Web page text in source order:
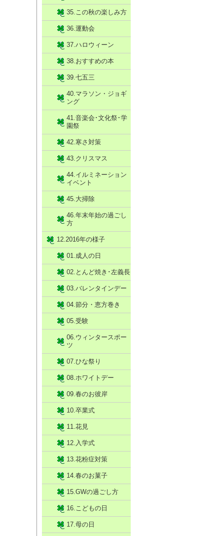
35.この秋の楽しみ方
36.運動会
37.ハロウィーン
38.おすすめの本
39.七五三
40.マラソン・ジョギ
ング
41.音楽会･文化祭･学
園祭
42.寒さ対策
43.クリスマス
44.イルミネーション
イベント
45.大掃除
46.年末年始の過ごし
方
12.2016年の様子
01.成人の日
02.とんど焼き･左義長
03.バレンタインデー
04.節分・恵方巻き
05.受験
06.ウィンタースポー
ツ
07.ひな祭り
08.ホワイトデー
09.春のお彼岸
10.卒業式
11.花見
12.入学式
13.花粉症対策
14.春のお菓子
15.GWの過ごし方
16.こどもの日
17.母の日